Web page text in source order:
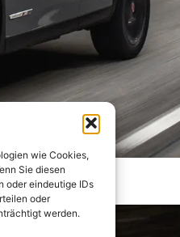
wie Cookies,
Sie diesen
oder eindeutige IDs
oder
werden.